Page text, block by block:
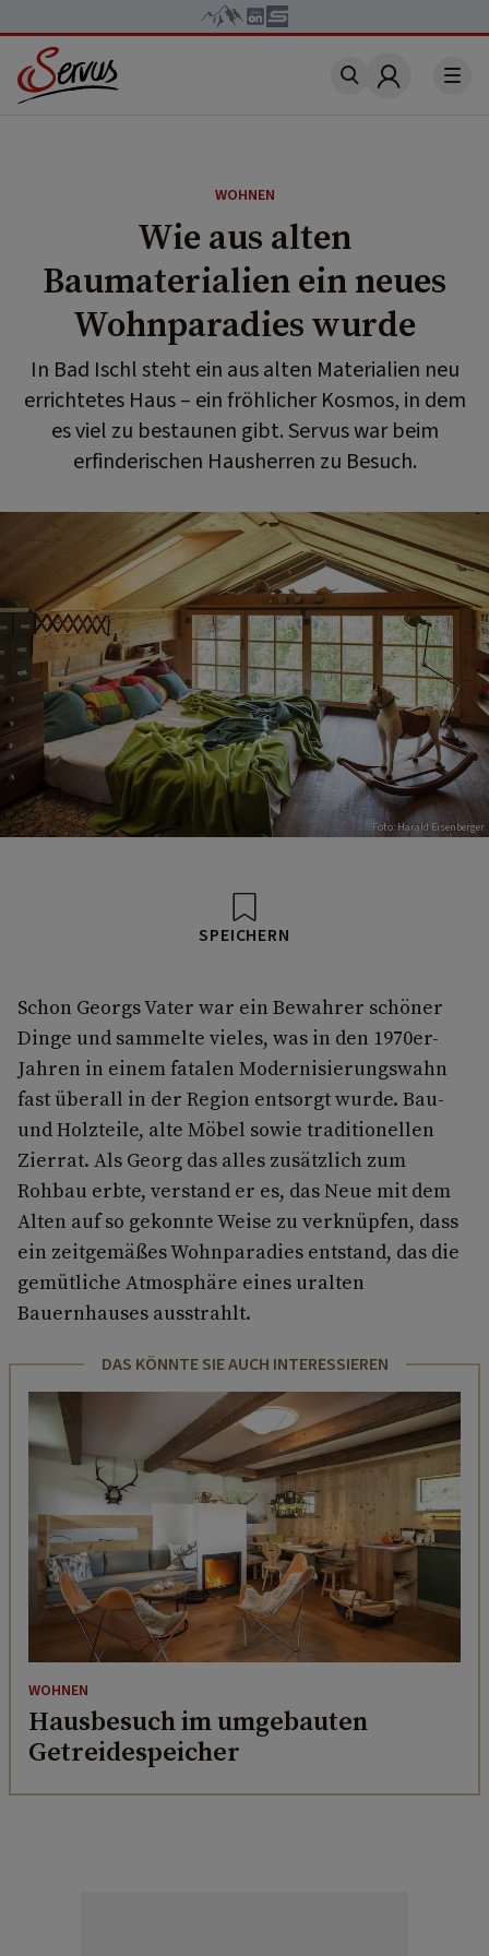
Account
WOHNEN
Wie aus alten
Baumaterialien ein neues
Wohnparadies wurde
In Bad Ischl steht ein aus alten Materialien neu
errichtetes Haus – ein fröhlicher Kosmos, in dem
es viel zu bestaunen gibt. Servus war beim
erfinderischen Hausherren zu Besuch.
Foto: Harald Eisenberger
SPEICHERN
Schon Georgs Vater war ein Bewahrer schöner
Dinge und sammelte vieles, was in den 1970er-
Jahren in einem fatalen Modernisierungswahn
fast überall in der Region entsorgt wurde. Bau-
und Holzteile, alte Möbel sowie traditionellen
Zierrat. Als Georg das alles zusätzlich zum
Rohbau erbte, verstand er es, das Neue mit dem
Alten auf so gekonnte Weise zu verknüpfen, dass
ein zeitgemäßes Wohnparadies entstand, das die
gemütliche Atmosphäre eines uralten
Bauernhauses ausstrahlt.
DAS KÖNNTE SIE AUCH INTERESSIEREN
WOHNEN
Hausbesuch im umgebauten
Getreidespeicher